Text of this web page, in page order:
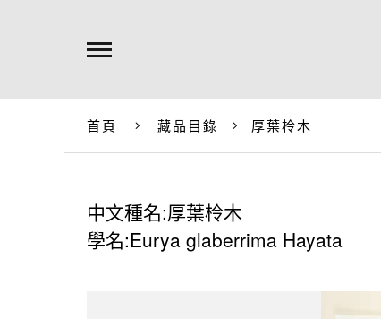
首頁 藏品目錄 厚葉柃木
中文種名:厚葉柃木
學名:Eurya glaberrima Hayata